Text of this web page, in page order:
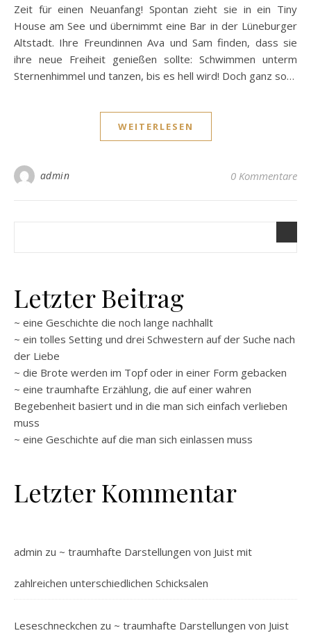
Zeit für einen Neuanfang! Spontan zieht sie in ein Tiny
House am See und übernimmt eine Bar in der Lüneburger
Altstadt. Ihre Freundinnen Ava und Sam finden, dass sie
ihre neue Freiheit genießen sollte: Schwimmen unterm
Sternenhimmel und tanzen, bis es hell wird! Doch ganz so…
WEITERLESEN
admin 0 Kommentare
Letzter Beitrag
~ eine Geschichte die noch lange nachhallt
~ ein tolles Setting und drei Schwestern auf der Suche nach
der Liebe
~ die Brote werden im Topf oder in einer Form gebacken
~ eine traumhafte Erzählung, die auf einer wahren
Begebenheit basiert und in die man sich einfach verlieben
muss
~ eine Geschichte auf die man sich einlassen muss
Letzter Kommentar
admin zu ~ traumhafte Darstellungen von Juist mit
zahlreichen unterschiedlichen Schicksalen
Leseschneckchen zu ~ traumhafte Darstellungen von Juist